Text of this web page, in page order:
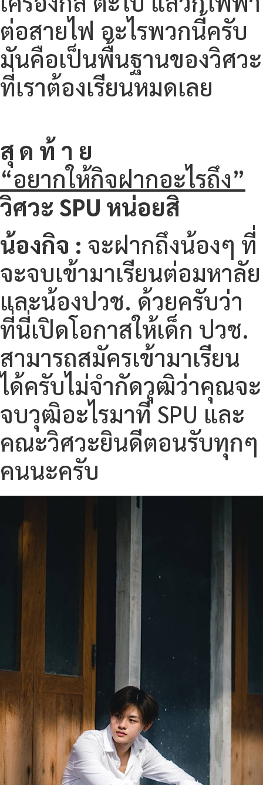
ต่อสายไฟ อะไรพวกนี้ครับ
มันคือเป็นพื้นฐานของวิศวะ
ที่เราต้องเรียนหมดเลย
สุ ด ท้ า ย
“อยากให้กิจฝากอะไรถึง”
วิศวะ SPU หน่อยสิ
น้องกิจ : จะฝากถึงน้องๆ ที่
จะจบเข้ามาเรียนต่อมหาลัย
และน้องปวช. ด้วยครับว่า
ที่นี่เปิดโอกาสให้เด็ก ปวช.
สามารถสมัครเข้ามาเรียน
ได้ครับไม่จำกัดวุฒิว่าคุณจะ
จบวุฒิอะไรมาที่ SPU และ
คณะวิศวะยินดีตอนรับทุกๆ
คนนะครับ